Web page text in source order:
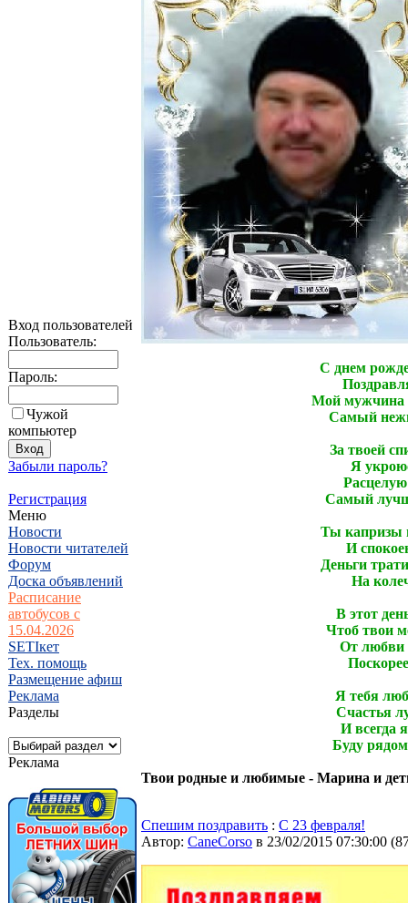
Вход пользователей
Пользователь:
Пароль:
Чужой
компьютер
Забыли пароль?
Регистрация
Меню
Новости
Новости читателей
Форум
Доска объявлений
Расписание
автобусов с
15.04.2026
SETIкет
Тех. помощь
Размещение афиш
Реклама
Разделы
Реклама
С днем
Мой мужчина
Самый
За твоей
Я
Самый
Ты капризы
И
Деньги
На
В этот
Чтоб твои
От любви
Я тебя
Счастья
И всегда
Буду
Твои родные и любимые - Марина и
Спешим поздравить : С 23 февраля!
Автор: CaneCorso в 23/02/2015 07:30:00 (